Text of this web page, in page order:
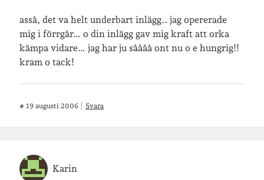
asså, det va helt underbart inlägg.. jag opererade
mig i förrgår… o din inlägg gav mig kraft att orka
kämpa vidare… jag har ju såååå ont nu o e hungrig!!
kram o tack!
# 19 augusti 2006 Svara
Karin